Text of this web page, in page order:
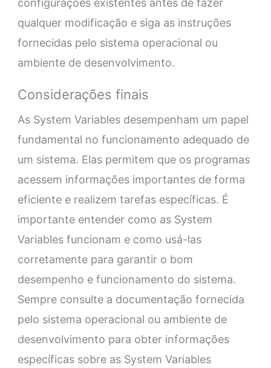
configurações existentes antes de fazer
qualquer modificação e siga as instruções
fornecidas pelo sistema operacional ou
ambiente de desenvolvimento.
Considerações finais
As System Variables desempenham um papel
fundamental no funcionamento adequado de
um sistema. Elas permitem que os programas
acessem informações importantes de forma
eficiente e realizem tarefas específicas. É
importante entender como as System
Variables funcionam e como usá-las
corretamente para garantir o bom
desempenho e funcionamento do sistema.
Sempre consulte a documentação fornecida
pelo sistema operacional ou ambiente de
desenvolvimento para obter informações
específicas sobre as System Variables